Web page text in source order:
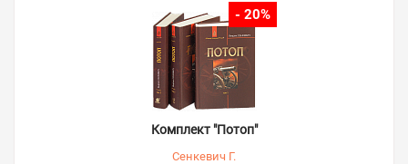
- 20%
Комплект "Потоп"
Сенкевич Г.